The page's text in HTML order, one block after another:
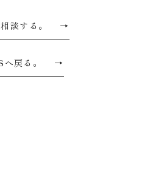
談する。 →
戻る。 →